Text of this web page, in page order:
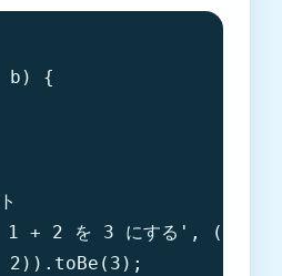
b) {
1 + 2 を 3 にする', () =>
2)).toBe(3);